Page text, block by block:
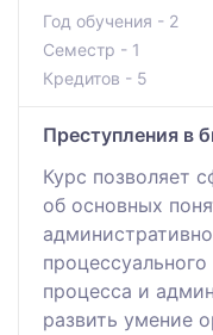
Год обучения - 2
Семестр - 1
Кредитов - 5
Преступления в
Курс позволяет
об основных
процесса и
развить умение